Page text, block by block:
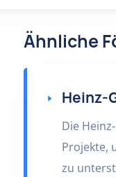
Ähnliche
Heinz-
Die
Projekte,
zu